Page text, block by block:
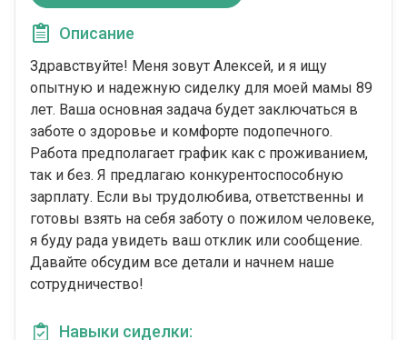
Описание
Здравствуйте! Меня зовут Алексей, и я ищу
опытную и надежную сиделку для моей мамы 89
лет. Ваша основная задача будет заключаться в
заботе о здоровье и комфорте подопечного.
Работа предполагает график как с проживанием,
так и без. Я предлагаю конкурентоспособную
зарплату. Если вы трудолюбива, ответственны и
готовы взять на себя заботу о пожилом человеке,
я буду рада увидеть ваш отклик или сообщение.
Давайте обсудим все детали и начнем наше
сотрудничество!
Навыки сиделки: